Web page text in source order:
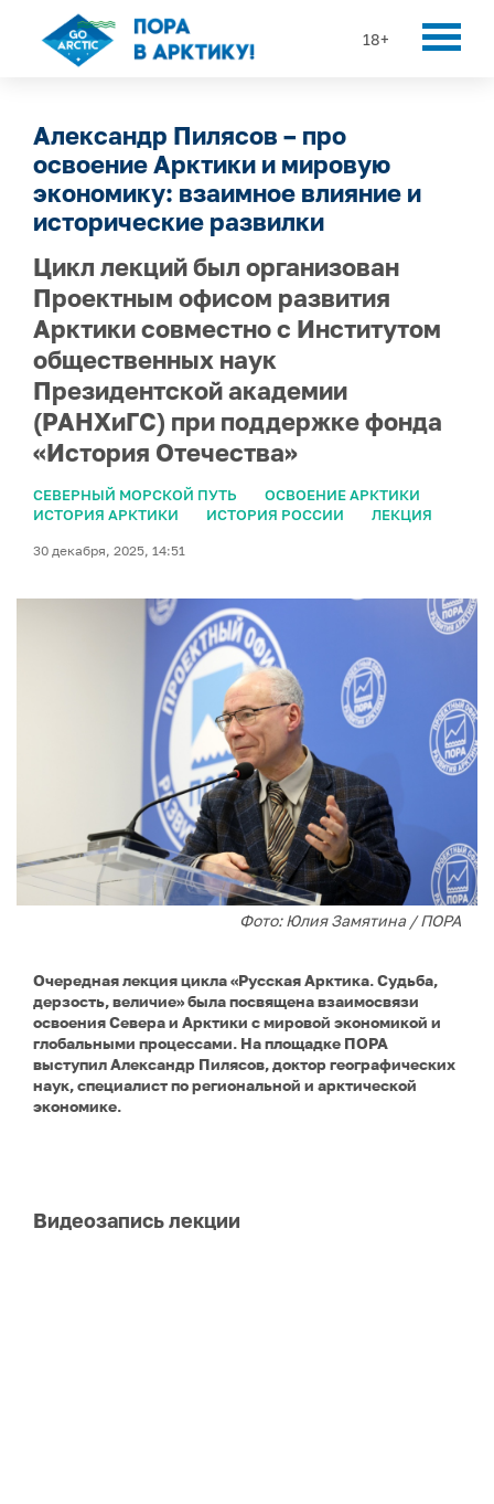
18+
Александр Пилясов – про
освоение Арктики и мировую
экономику: взаимное влияние и
исторические развилки
Цикл лекций был организован
Проектным офисом развития
Арктики совместно с Институтом
общественных наук
Президентской академии
(РАНХиГС) при поддержке фонда
«История Отечества»
СЕВЕРНЫЙ МОРСКОЙ ПУТЬ
ОСВОЕНИЕ АРКТИКИ
ИСТОРИЯ АРКТИКИ
ИСТОРИЯ РОССИИ ЛЕКЦИЯ
30 декабря, 2025, 14:51
Фото: Юлия Замятина / ПОРА
Очередная лекция цикла «Русская Арктика. Судьба,
дерзость, величие» была посвящена взаимосвязи
освоения Севера и Арктики с мировой экономикой и
глобальными процессами. На площадке ПОРА
выступил Александр Пилясов, доктор географических
наук, специалист по региональной и арктической
экономике.
Видеозапись лекции